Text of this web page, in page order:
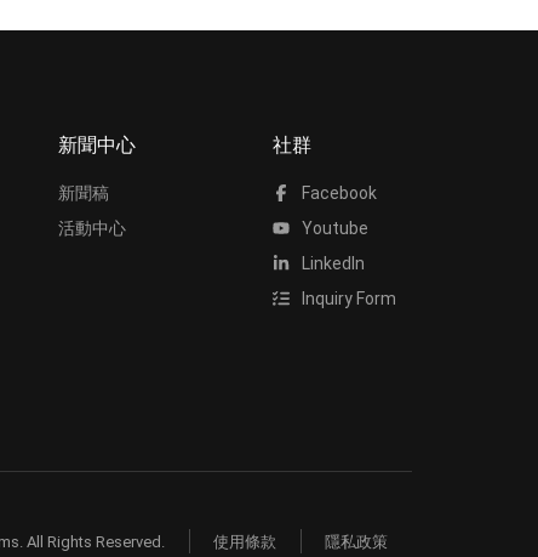
新聞中心
新聞稿
活動中心
社群
Facebook
Youtube
LinkedIn
Inquiry Form
All Rights Reserved. 使用條款 隱私政策